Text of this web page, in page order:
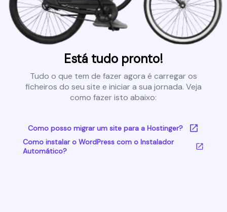
Está tudo pronto!
Tudo o que tem de fazer agora é carregar os
ficheiros do seu site e iniciar a sua jornada. Veja
como fazer isto abaixo:
Como posso migrar um site para a Hostinger?
Como instalar o WordPress com o Instalador
Automático?